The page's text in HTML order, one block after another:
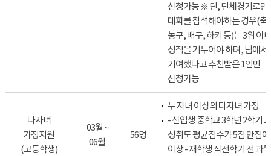
신청가능 ※ 단, 단체경기로만
대회를 참석해야하는 경우(축
농구, 배구, 하키 등)는 3위 이
성적을 거두어야 하며, 팀에서
기여했다고 추천받은 1인만
신청가능
다자녀
가정지원
(고등학생)
03월 ~
06월
56명
두 자녀 이상의 다자녀 가정
- 신입생 중학교 3학년 2학기
성취도 평균점수가 5점 만점
이상 - 재학생 직전학기 전 과목